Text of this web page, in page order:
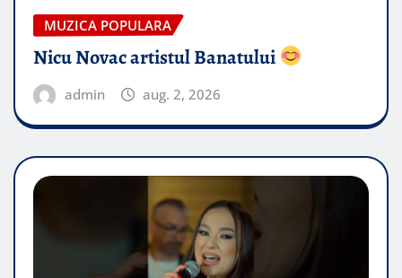
MUZICA POPULARA
Nicu Novac artistul Banatului
admin aug. 2, 2026